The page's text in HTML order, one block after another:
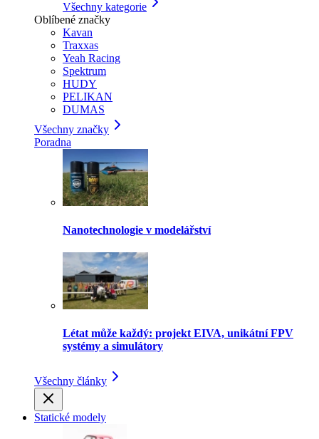
Všechny kategorie
Oblíbené značky
Kavan
Traxxas
Yeah Racing
Spektrum
HUDY
PELIKAN
DUMAS
Všechny značky
Poradna
Nanotechnologie v modelářství
Létat může každý: projekt EIVA, unikátní FPV
systémy a simulátory
Všechny články
Statické modely